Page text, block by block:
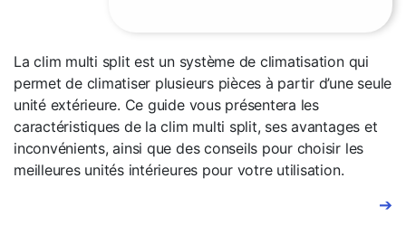
La clim multi split est un système de climatisation qui
permet de climatiser plusieurs pièces à partir d’une seule
unité extérieure. Ce guide vous présentera les
caractéristiques de la clim multi split, ses avantages et
inconvénients, ainsi que des conseils pour choisir les
meilleures unités intérieures pour votre utilisation.
➔